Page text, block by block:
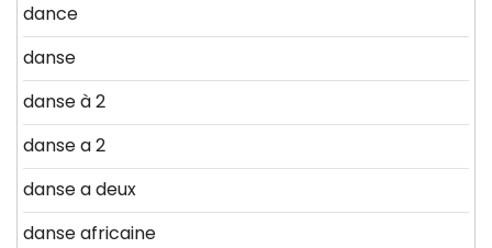
dance
danse
danse à 2
danse a 2
danse a deux
danse africaine